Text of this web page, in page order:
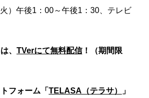
）午後1：00～午後1：30、テレビ
、 TVerにて無料配信！（期間限
フォーム「TELASA（テラサ）
」